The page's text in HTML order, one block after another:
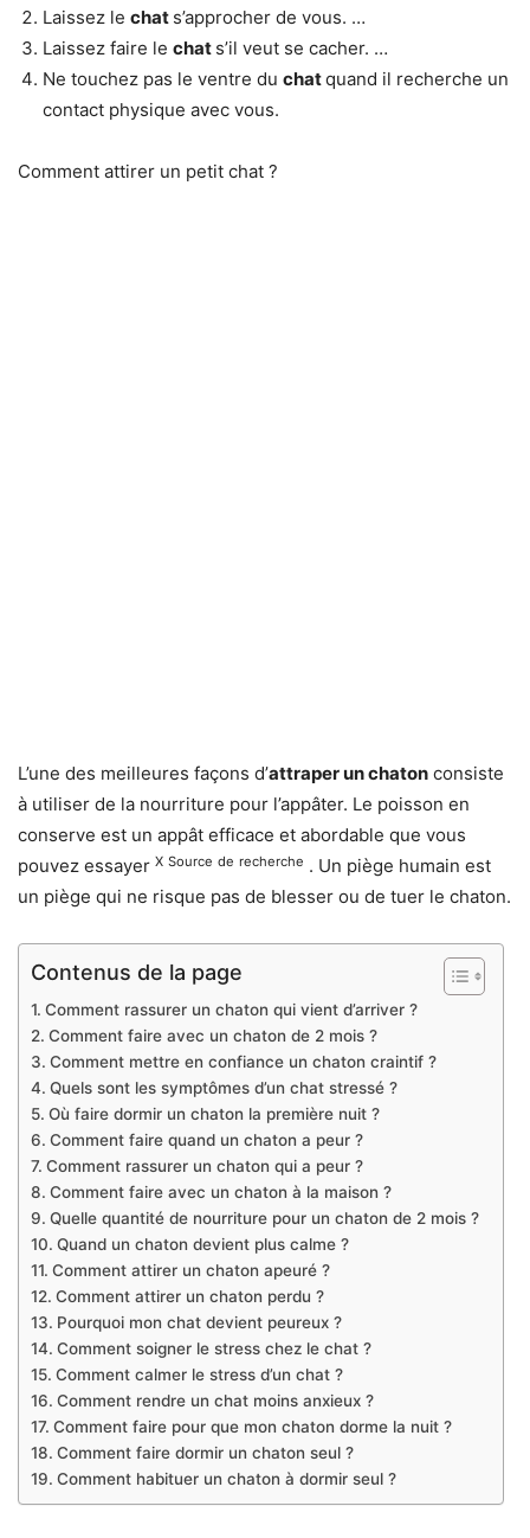
Laissez le chat s’approcher de vous. …
Laissez faire le chat s’il veut se cacher. …
Ne touchez pas le ventre du chatquand il recherche un
contact physique avec vous.
Comment attirer un petit chat ?
L’une des meilleures façons d’attraper un chaton consiste
à utiliser de la nourriture pour l’appâter. Le poisson en
conserve est un appât efficace et abordable que vous
pouvez essayer X Source de recherche . Un piège humain est
un piège qui ne risque pas de blesser ou de tuer le chaton.
Contenus de la page
Comment rassurer un chaton qui vient d’arriver ?
Comment faire avec un chaton de 2 mois ?
Comment mettre en confiance un chaton craintif ?
Quels sont les symptômes d’un chat stressé ?
Où faire dormir un chaton la première nuit ?
Comment faire quand un chaton a peur ?
Comment rassurer un chaton qui a peur ?
Comment faire avec un chaton à la maison ?
Quelle quantité de nourriture pour un chaton de 2 mois ?
Quand un chaton devient plus calme ?
Comment attirer un chaton apeuré ?
Comment attirer un chaton perdu ?
Pourquoi mon chat devient peureux ?
Comment soigner le stress chez le chat ?
Comment calmer le stress d’un chat ?
Comment rendre un chat moins anxieux ?
Comment faire pour que mon chaton dorme la nuit ?
Comment faire dormir un chaton seul ?
Comment habituer un chaton à dormir seul ?